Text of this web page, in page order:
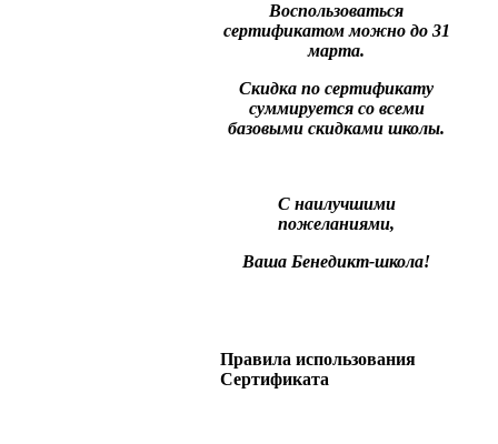
Воспользоваться
сертификатом можно до 31
марта.
Скидка по сертификату
суммируется со всеми
базовыми скидками школы.
С наилучшими
пожеланиями,
Ваша Бенедикт-школа!
Правила использования
Сертификата